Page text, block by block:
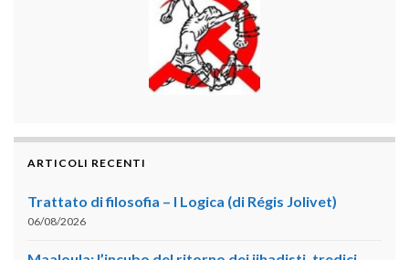
ARTICOLI RECENTI
Trattato di filosofia – I Logica (di Régis Jolivet)
06/08/2026